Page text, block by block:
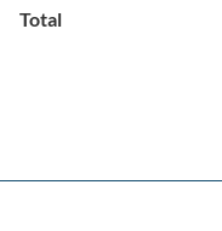
Total